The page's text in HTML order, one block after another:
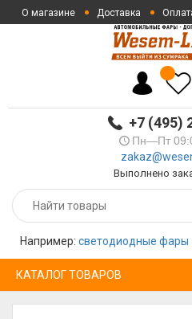
О магазине Доставка
+7 (495)
Пн—Пт
Выполнено
Например: светодиодные фары
КАТАЛОГ ТОВАРОВ